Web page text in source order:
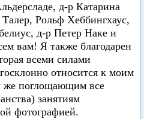
д-р Катарина
Рольф Хеббингхаус,
д-р Петер Наке и
вам! Я также благодарен
всеми силами
относится к моим
же поглощающим все
занятиям
фотографией.